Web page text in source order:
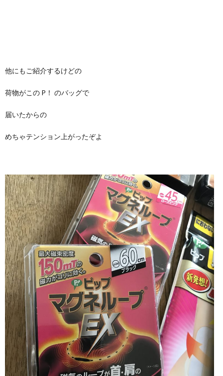
他にもご紹介するけどの
荷物がこの P！ のバッグで
届いたからの
めちゃテンション上がったぞよ